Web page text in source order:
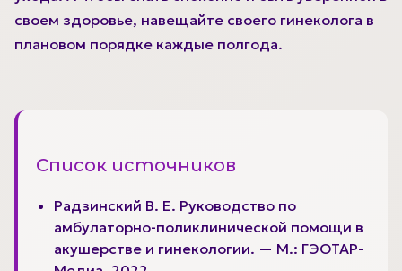
своем здоровье, навещайте своего гинеколога в
плановом порядке каждые полгода.
Список источников
Радзинский В. Е. Руководство по
амбулаторно-поликлинической помощи в
акушерстве и гинекологии. — М.: ГЭОТАР-